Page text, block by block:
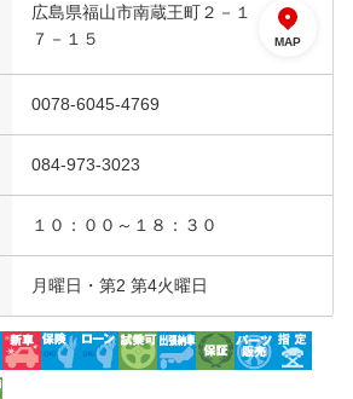
広島県福山市南蔵王町２－１
７－１５
MAP
0078-6045-4769
084-973-3023
１０：００～１８：３０
月曜日・第2 第4火曜日